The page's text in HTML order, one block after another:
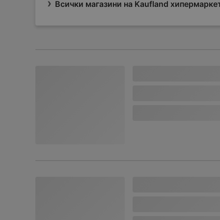
Всички магазини на Kaufland